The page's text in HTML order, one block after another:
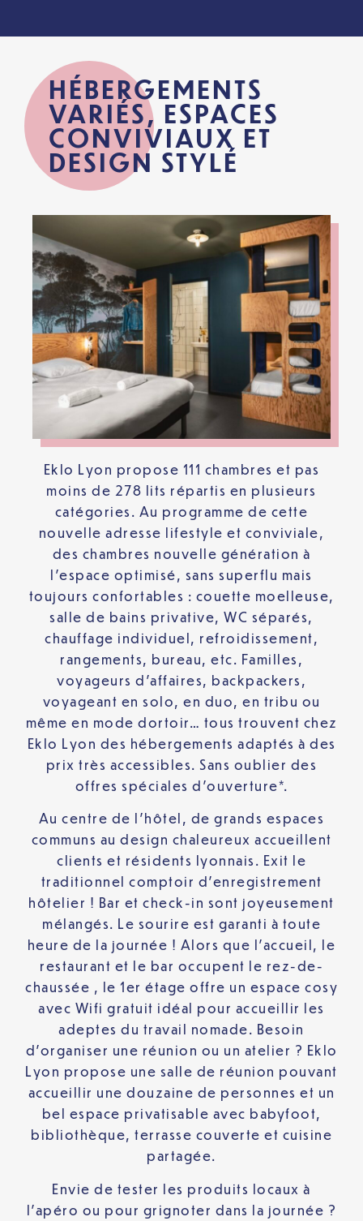
HÉBERGEMENTS
VARIÉS, ESPACES
CONVIVIAUX ET
DESIGN STYLÉ
Eklo Lyon propose 111 chambres et pas
moins de 278 lits répartis en plusieurs
catégories. Au programme de cette
nouvelle adresse lifestyle et conviviale,
des chambres nouvelle génération à
l’espace optimisé, sans superflu mais
toujours confortables : couette moelleuse,
salle de bains privative, WC séparés,
chauffage individuel, refroidissement,
rangements, bureau, etc. Familles,
voyageurs d’affaires, backpackers,
voyageant en solo, en duo, en tribu ou
même en mode dortoir… tous trouvent chez
Eklo Lyon des hébergements adaptés à des
prix très accessibles. Sans oublier des
offres spéciales d’ouverture*.
Au centre de l’hôtel, de grands espaces
communs au design chaleureux accueillent
clients et résidents lyonnais. Exit le
traditionnel comptoir d’enregistrement
hôtelier ! Bar et check-in sont joyeusement
mélangés. Le sourire est garanti à toute
heure de la journée ! Alors que l’accueil, le
restaurant et le bar occupent le rez-de-
chaussée , le 1er étage offre un espace cosy
avec Wifi gratuit idéal pour accueillir les
adeptes du travail nomade. Besoin
d’organiser une réunion ou un atelier ? Eklo
Lyon propose une salle de réunion pouvant
accueillir une douzaine de personnes et un
bel espace privatisable avec babyfoot,
bibliothèque, terrasse couverte et cuisine
partagée.
Envie de tester les produits locaux à
l’apéro ou pour grignoter dans la journée ?